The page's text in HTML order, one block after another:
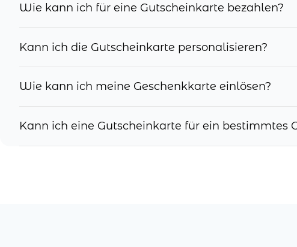
Wie kann ich für eine Gutscheinkarte bezahlen?
Kann ich die Gutscheinkarte personalisieren?
Wie kann ich meine Geschenkkarte einlösen?
Kann ich eine Gutscheinkarte für ein bestimmtes